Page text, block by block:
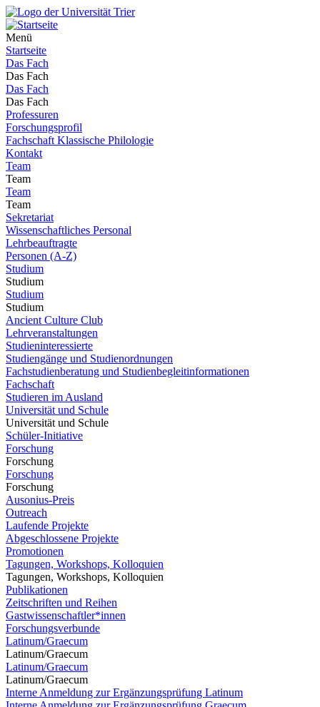
Menü
Startseite
Das Fach
Das Fach
Das Fach
Das Fach
Professuren
Forschungsprofil
Fachschaft Klassische Philologie
Kontakt
Team
Team
Team
Team
Sekretariat
Wissenschaftliches Personal
Lehrbeauftragte
Personen (A-Z)
Studium
Studium
Studium
Studium
Ancient Culture Club
Lehrveranstaltungen
Studieninteressierte
Studiengänge und Studienordnungen
Fachstudienberatung und Studienbegleitinformationen
Fachschaft
Studieren im Ausland
Universität und Schule
Universität und Schule
Schüler-Initiative
Forschung
Forschung
Forschung
Forschung
Ausonius-Preis
Outreach
Laufende Projekte
Abgeschlossene Projekte
Promotionen
Tagungen, Workshops, Kolloquien
Tagungen, Workshops, Kolloquien
Publikationen
Zeitschriften und Reihen
Gastwissenschaftler*innen
Forschungsverbunde
Latinum/Graecum
Latinum/Graecum
Latinum/Graecum
Latinum/Graecum
Interne Anmeldung zur Ergänzungsprüfung Latinum